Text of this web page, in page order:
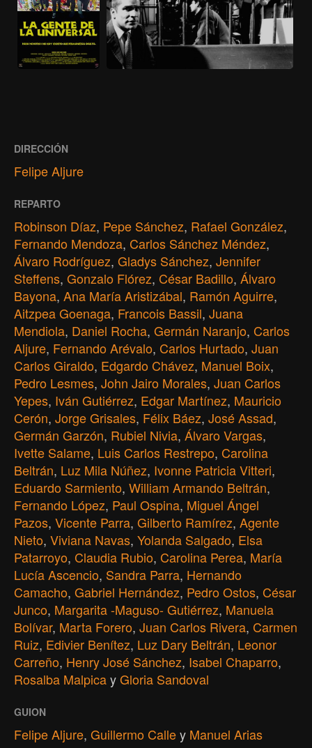
DIRECCIÓN
Felipe Aljure
REPARTO
Robinson Díaz, Pepe Sánchez, Rafael González,
Fernando Mendoza, Carlos Sánchez Méndez,
Álvaro Rodríguez, Gladys Sánchez, Jennifer
Steffens, Gonzalo Flórez, César Badillo, Álvaro
Bayona, Ana María Aristizábal, Ramón Aguirre,
Aitzpea Goenaga, Francois Bassil, Juana
Mendiola, Daniel Rocha, Germán Naranjo, Carlos
Aljure, Fernando Arévalo, Carlos Hurtado, Juan
Carlos Giraldo, Edgardo Chávez, Manuel Boix,
Pedro Lesmes, John Jairo Morales, Juan Carlos
Yepes, Iván Gutiérrez, Edgar Martínez, Mauricio
Cerón, Jorge Grisales, Félix Báez, José Assad,
Germán Garzón, Rubiel Nivia, Álvaro Vargas,
Ivette Salame, Luis Carlos Restrepo, Carolina
Beltrán, Luz Mila Núñez, Ivonne Patricia Vitteri,
Eduardo Sarmiento, William Armando Beltrán,
Fernando López, Paul Ospina, Miguel Ángel
Pazos, Vicente Parra, Gilberto Ramírez, Agente
Nieto, Viviana Navas, Yolanda Salgado, Elsa
Patarroyo, Claudia Rubio, Carolina Perea, María
Lucía Ascencio, Sandra Parra, Hernando
Camacho, Gabriel Hernández, Pedro Ostos, César
Junco, Margarita -Maguso- Gutiérrez, Manuela
Bolívar, Marta Forero, Juan Carlos Rivera, Carmen
Ruiz, Edivier Benítez, Luz Dary Beltrán, Leonor
Carreño, Henry José Sánchez, Isabel Chaparro,
Rosalba MalpicayGloria Sandoval
GUION
Felipe Aljure, Guillermo Calley Manuel Arias